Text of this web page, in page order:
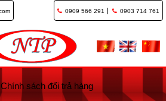
0909 566 291 0903 714 761
Chính sách đổi trả hàng